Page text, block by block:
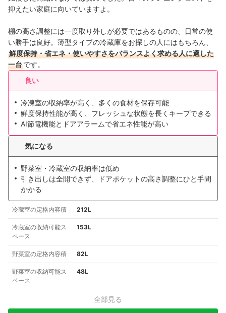
抑えたい家庭に向いていますよ。
棚の高さ調整には一度取り外しが必要ではあるものの、日常の使
い勝手は良好。薄型タイプの冷蔵庫をお探しの人にはもちろん、
鮮度保持・省エネ・使いやすさをバランスよく求める人に適した
一台です。
良い
冷凍室の収納率が高く、多くの食材を保存可能
鮮度保持性能が高く、フレッシュな状態を長くキープできる
AI節電機能とドアアラームで省エネ性能が高い
気になる
野菜室・冷蔵室の収納率は低め
引き出しは全開できず、ドアポケットの高さ調整にひと手間
かかる
冷蔵室の定格内容積 212L
冷蔵室の収納可能ス
ペース
153L
野菜室の定格内容積 82L
野菜室の収納可能ス
ペース
48L
全部見る